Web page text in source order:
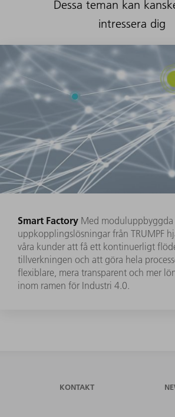
Dessa teman kan
intressera dig
Smart Factory Med moduluppbyggda
uppkopplingslösningar från TRUMPF
våra kunder att få ett kontinuerligt
tillverkningen och att göra hela
flexiblare, mera transparent och mer
inom ramen för Industri 4.0.
KONTAKT